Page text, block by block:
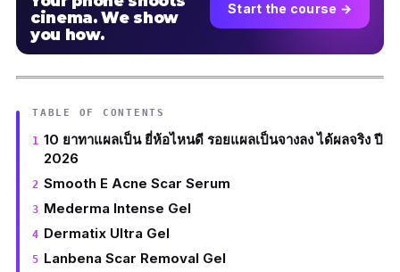
cinema. We show
you how.
Start the course →
TABLE OF CONTENTS
10 ยาทาแผลเป็น ยี่ห้อไหนดี รอยแผลเป็นจางลง ได้ผลจริง ปี
2026
Smooth E Acne Scar Serum
Mederma Intense Gel
Dermatix Ultra Gel
Lanbena Scar Removal Gel